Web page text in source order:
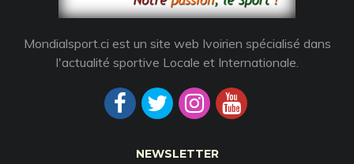
Mondialsport.ci est un site web Ivoirien spécialisé dans
l'actualité sportive Locale et Internationale.
NEWSLETTER